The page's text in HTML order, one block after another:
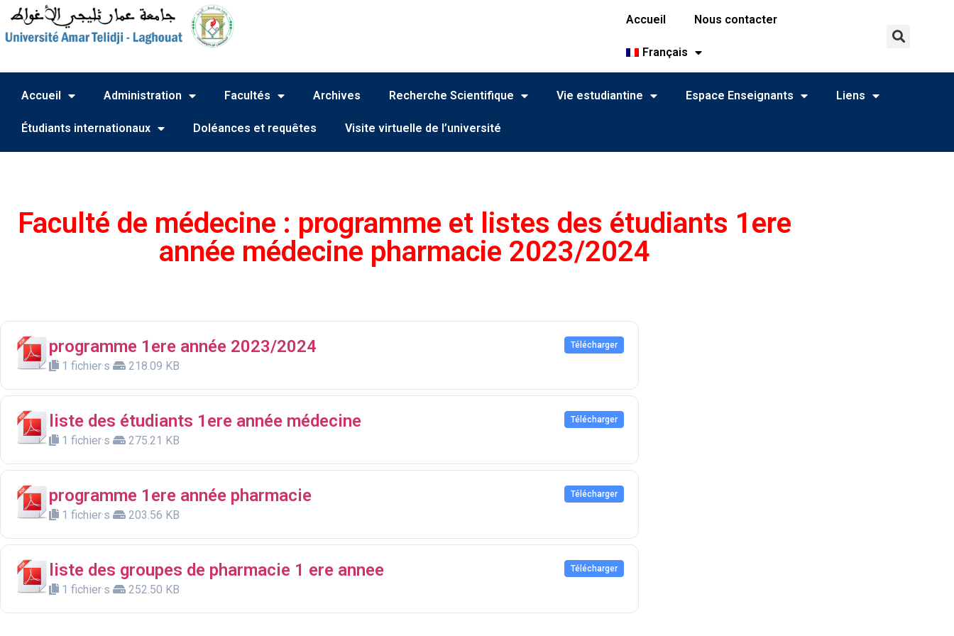
Accueil Nous contacter
Français
Accueil Administration Facultés Archives Recherche Scientifique Vie estudiantine Espace Enseignants Liens
Étudiants internationaux Doléances et requêtes Visite virtuelle de l’université
Faculté de médecine : programme et listes des étudiants 1ere
année médecine pharmacie 2023/2024
programme 1ere année 2023/2024
1 fichier·s 218.09 KB
Télécharger
liste des étudiants 1ere année médecine
1 fichier·s 275.21 KB
Télécharger
programme 1ere année pharmacie
1 fichier·s 203.56 KB
Télécharger
liste des groupes de pharmacie 1 ere annee
1 fichier·s 252.50 KB
Télécharger